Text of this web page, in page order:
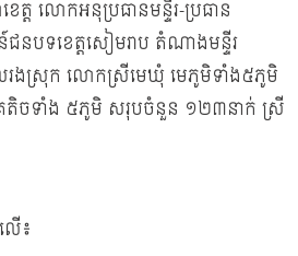
ត លោកអនុប្រធានមន្ទីរ-ប្រធាន
ជនបទខេត្តសៀមរាប តំណាងមន្ទីរ
រងស្រុក លោកស្រីមេឃុំ មេភូមិទាំង៥ភូមិ
គតិចទាំង ៥ភូមិ សរុបចំនួន ១២៣នាក់ ស្រី
ើ៖